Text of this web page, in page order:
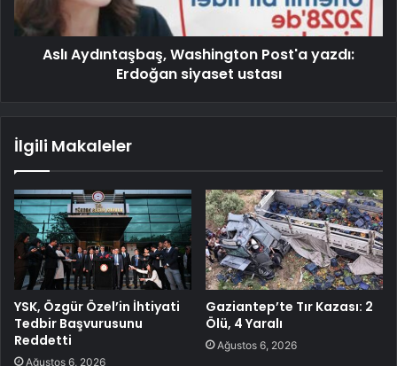
Aslı Aydıntaşbaş, Washington Post'a yazdı:
Erdoğan siyaset ustası
İlgili Makaleler
YSK, Özgür Özel’in İhtiyati
Tedbir Başvurusunu
Reddetti
Ağustos 6, 2026
Gaziantep’te Tır Kazası: 2
Ölü, 4 Yaralı
Ağustos 6, 2026